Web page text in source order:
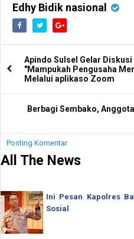
Edhy Bidik nasional
Apindo Sulsel Gelar
"Mampukah Pengusaha
Melalui aplikaso Zoom
Berbagi Sembako,
Posting Komentar
All The News
Ini Pesan Kapolres
Sosial